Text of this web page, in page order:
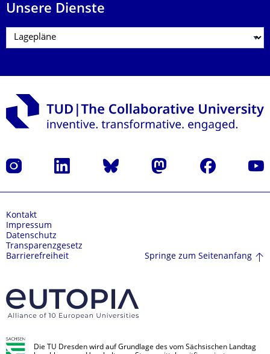
Unsere Dienste
Instagram LinkedIn Bluesky Mastodon Facebook
Kontakt
Impressum
Datenschutz
Transparenzgesetz
Barrierefreiheit
Springe zum Seitenanfang
Die TU Dresden wird auf Grundlage des vom Sächsischen Landtag